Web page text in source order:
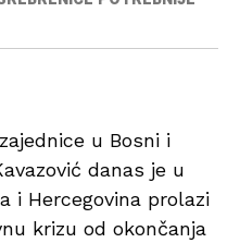
u Bosni i
danas je u
i Hercegovina prolazi
krizu od okončanja